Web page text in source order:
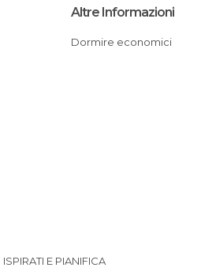
Altre Informazioni
Dormire economici
ISPIRATI E PIANIFICA